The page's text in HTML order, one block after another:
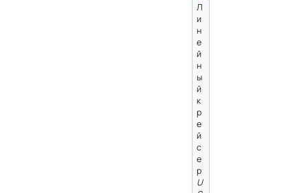
Л
и
н
е
й
н
ы
й
к
р
е
й
с
е
р
U